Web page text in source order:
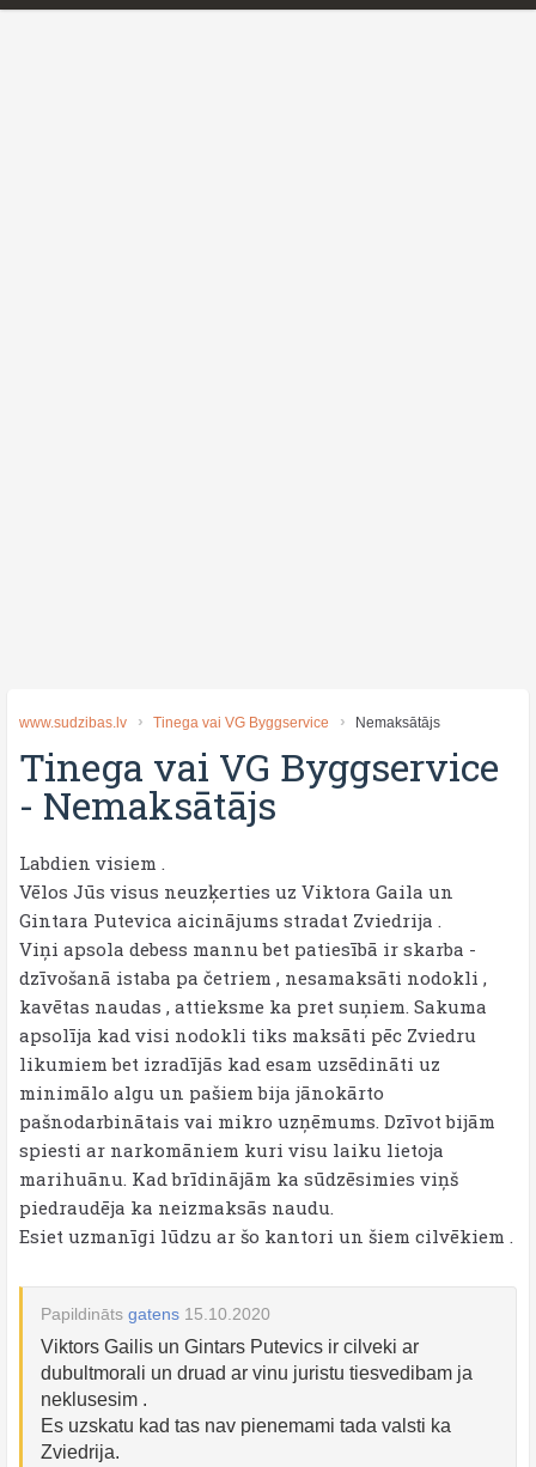
www.sudzibas.lv Tinega vai VG Byggservice Nemaksātājs
Tinega vai VG Byggservice
- Nemaksātājs
Labdien visiem .
Vēlos Jūs visus neuzķerties uz Viktora Gaila un
Gintara Putevica aicinājums stradat Zviedrija .
Viņi apsola debess mannu bet patiesībā ir skarba -
dzīvošanā istaba pa četriem , nesamaksāti nodokli ,
kavētas naudas , attieksme ka pret suņiem. Sakuma
apsolīja kad visi nodokli tiks maksāti pēc Zviedru
likumiem bet izradījās kad esam uzsēdināti uz
minimālo algu un pašiem bija jānokārto
pašnodarbinātais vai mikro uzņēmums. Dzīvot bijām
spiesti ar narkomāniem kuri visu laiku lietoja
marihuānu. Kad brīdinājām ka sūdzēsimies viņš
piedraudēja ka neizmaksās naudu.
Esiet uzmanīgi lūdzu ar šo kantori un šiem cilvēkiem .
Papildināts gatens 15.10.2020
Viktors Gailis un Gintars Putevics ir cilveki ar
dubultmorali un druad ar vinu juristu tiesvedibam ja
neklusesim .
Es uzskatu kad tas nav pienemami tada valsti ka
Zviedrija.